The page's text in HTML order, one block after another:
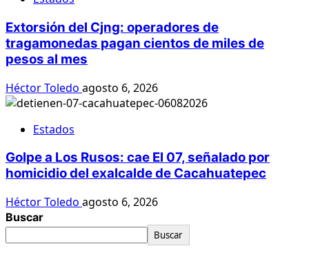
Extorsión del Cjng: operadores de
tragamonedas pagan cientos de miles de
pesos al mes
Héctor Toledo agosto 6, 2026
Estados
Golpe a Los Rusos: cae El 07, señalado por
homicidio del exalcalde de Cacahuatepec
Héctor Toledo agosto 6, 2026
Buscar
Buscar